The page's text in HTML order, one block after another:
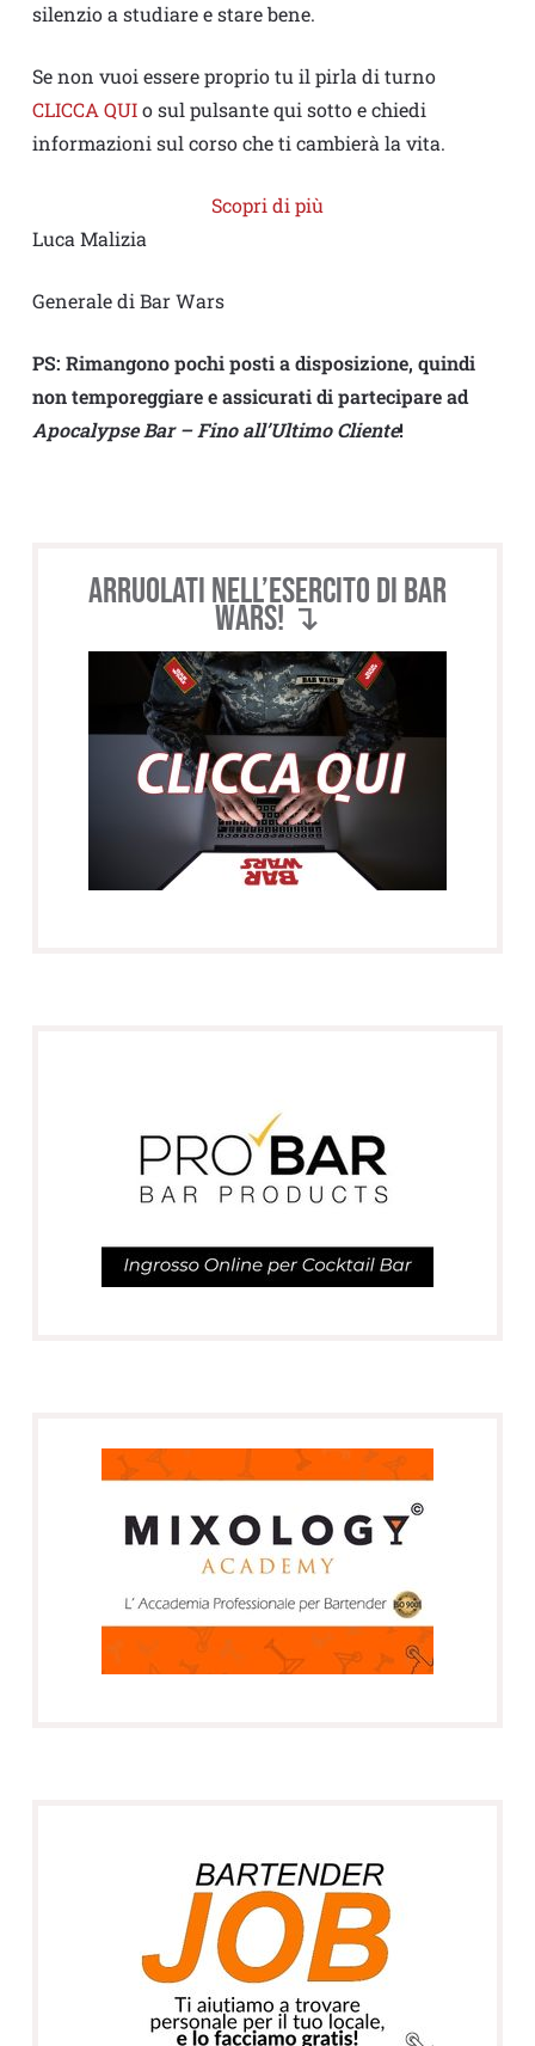
silenzio a studiare e stare bene.
Se non vuoi essere proprio tu il pirla di turno
CLICCA QUIo sul pulsante qui sotto e chiedi
informazioni sul corso che ti cambierà la vita.
Scopri di più
Luca Malizia
Generale di Bar Wars
PS: Rimangono pochi posti a disposizione, quindi
non temporeggiare e assicurati di partecipare ad
Apocalypse Bar – Fino all’Ultimo Cliente!
Arruolati nell’esercito di BAR
WARS! ↴